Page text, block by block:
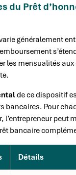
du Prêt
généralement
les mensualités
de ce dispositif
bancaires. Pour
l’entrepreneur peut
bancaire
Détails